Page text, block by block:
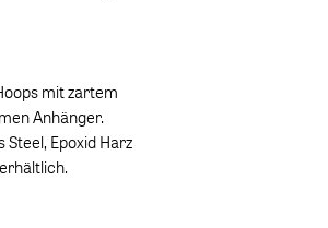
mit zartem
Anhänger.
Steel, Epoxid Harz